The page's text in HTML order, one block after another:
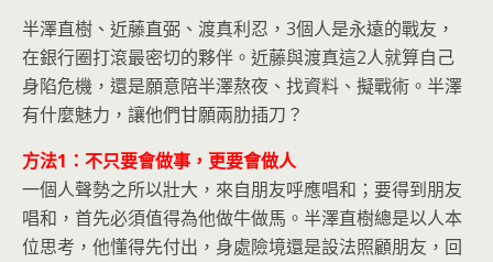
半澤直樹、近藤直弼、渡真利忍，3個人是永遠的戰友，
在銀行圈打滾最密切的夥伴。近藤與渡真這2人就算自己
身陷危機，還是願意陪半澤熬夜、找資料、擬戰術。半澤
有什麼魅力，讓他們甘願兩肋插刀？
方法1：不只要會做事，更要會做人
一個人聲勢之所以壯大，來自朋友呼應唱和；要得到朋友
唱和，首先必須值得為他做牛做馬。半澤直樹總是以人本
位思考，他懂得先付出，身處險境還是設法照顧朋友，回